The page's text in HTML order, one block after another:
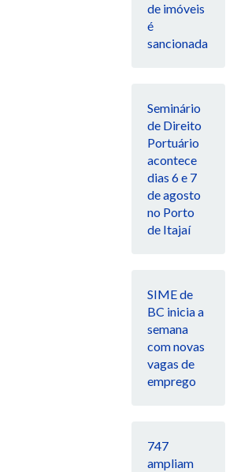
de imóveis
é
sancionada
Seminário
de Direito
Portuário
acontece
dias 6 e 7
de agosto
no Porto
de Itajaí
SIME de
BC inicia a
semana
com novas
vagas de
emprego
747
ampliam